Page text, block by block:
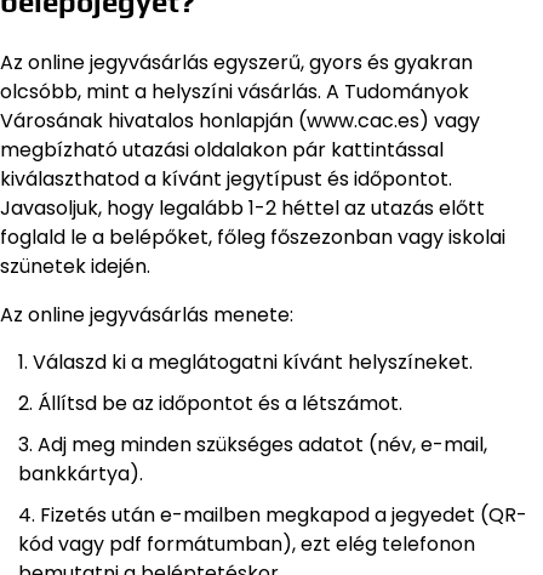
Az online jegyvásárlás egyszerű, gyors és gyakran
olcsóbb, mint a helyszíni vásárlás. A Tudományok
Városának hivatalos honlapján (www.cac.es) vagy
megbízható utazási oldalakon pár kattintással
kiválaszthatod a kívánt jegytípust és időpontot.
Javasoljuk, hogy legalább 1-2 héttel az utazás előtt
foglald le a belépőket, főleg főszezonban vagy iskolai
szünetek idején.
Az online jegyvásárlás menete:
Válaszd ki a meglátogatni kívánt helyszíneket.
Állítsd be az időpontot és a létszámot.
Adj meg minden szükséges adatot (név, e-mail,
bankkártya).
Fizetés után e-mailben megkapod a jegyedet (QR-
kód vagy pdf formátumban), ezt elég telefonon